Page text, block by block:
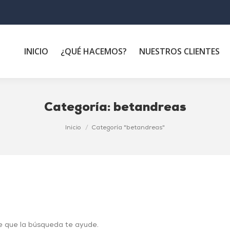
INICIO ¿QUÉ HACEMOS? NUESTROS CLIENTES
Categoría: betandreas
Inicio Categoría "betandreas"
que la búsqueda te ayude.